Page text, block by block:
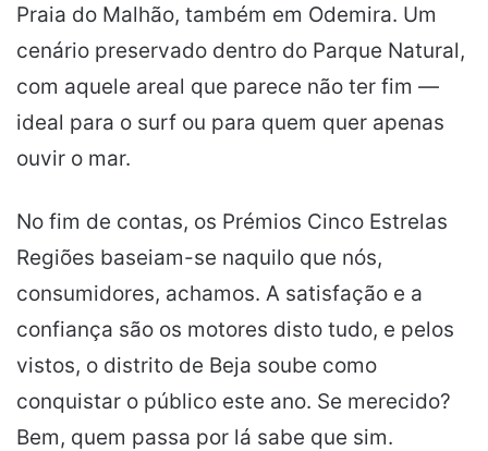
Praia do Malhão, também em Odemira. Um
cenário preservado dentro do Parque Natural,
com aquele areal que parece não ter fim —
ideal para o surf ou para quem quer apenas
ouvir o mar.
No fim de contas, os Prémios Cinco Estrelas
Regiões baseiam-se naquilo que nós,
consumidores, achamos. A satisfação e a
confiança são os motores disto tudo, e pelos
vistos, o distrito de Beja soube como
conquistar o público este ano. Se merecido?
Bem, quem passa por lá sabe que sim.